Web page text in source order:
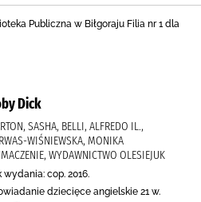
Publiczna w Biłgoraju Filia nr 1 dla
Dick
SASHA, BELLI, ALFREDO IL.,
WIŚNIEWSKA, MONIKA
WYDAWNICTWO OLESIEJUK
wydania: cop. 2016.
dziecięce angielskie 21 w.